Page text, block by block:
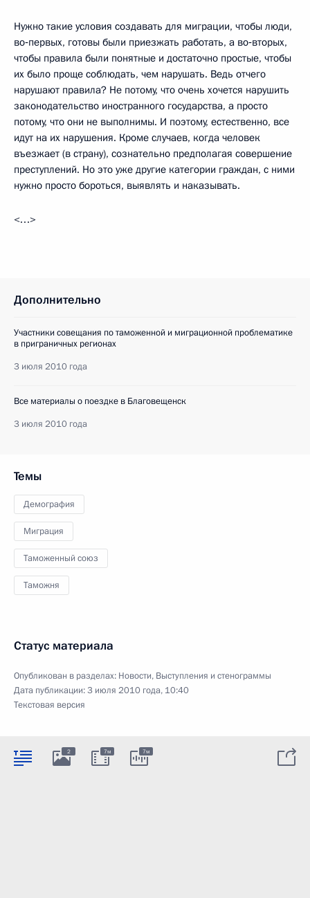
Нужно такие условия создавать для миграции, чтобы люди,
во‑первых, готовы были приезжать работать, а во‑вторых,
чтобы правила были понятные и достаточно простые, чтобы
их было проще соблюдать, чем нарушать. Ведь отчего
нарушают правила? Не потому, что очень хочется нарушить
законодательство иностранного государства, а просто
потому, что они не выполнимы. И поэтому, естественно, все
идут на их нарушения. Кроме случаев, когда человек
въезжает (в страну), сознательно предполагая совершение
преступлений. Но это уже другие категории граждан, с ними
нужно просто бороться, выявлять и наказывать.
<…>
Дополнительно
Участники совещания по таможенной и миграционной проблематике
в приграничных регионах
3 июля 2010 года
Все материалы о поездке в Благовещенск
3 июля 2010 года
Темы
Демография
Миграция
Таможенный союз
Таможня
Статус материала
Опубликован в разделах: Новости, Выступления и стенограммы
Дата публикации:3 июля 2010 года, 10:40
Текстовая версия
2 7м 7м